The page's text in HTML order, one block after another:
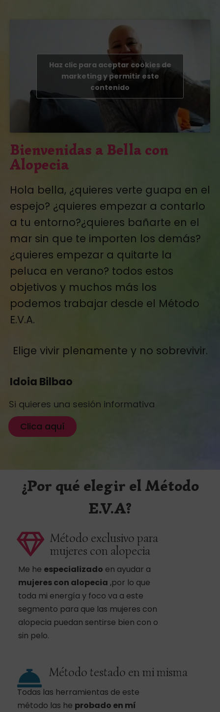
Haz clic para aceptar cookies de
marketing y permitir este
contenido
Bienvenidas a Bella con
Alopecia
Hola bella, ¿quieres verte guapa en el
espejo? ¿quieres empezar a contarlo
a tu entorno?¿quieres bañarte en el
mar sin que te importen los demás?
¿quieres empezar a quitarte la
peluca en verano? todos estos
objetivos y muchos más los
podemos trabajar desde el Método
E.V.A.
Elige vivir plenamente y no sobrevivir.
Idoia Bilbao
Si quieres una sesión informativa
Clica aquí
¿Por qué elegir el Método
E.V.A?
Método exclusivo para
mujeres con alopecia
Me he especializado en ayudar a
mujeres con alopecia ,por lo que
toda mi energía y foco va a este
segmento para que las mujeres con
alopecia puedan sentirse bien con o
sin pelo.
Método testado en mi misma
Todas las herramientas de este
método las he probado en mí